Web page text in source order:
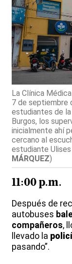
La Clínica
7 de septiembre
estudiantes de la
Burgos, los
inicialmente ahí
cercano al
estudiante
MÁRQUEZ)
11:00 p.m.
Después de
autobuses
compañeros,
llevado la
pasando”.